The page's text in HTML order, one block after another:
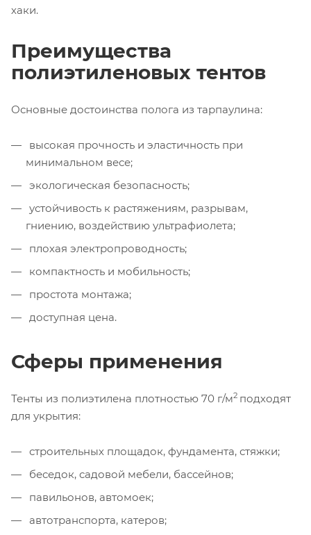
хаки.
Преимущества
полиэтиленовых тентов
Основные достоинства полога из тарпаулина:
высокая прочность и эластичность при
минимальном весе;
экологическая безопасность;
устойчивость к растяжениям, разрывам,
гниению, воздействию ультрафиолета;
плохая электропроводность;
компактность и мобильность;
простота монтажа;
доступная цена.
Сферы применения
Тенты из полиэтилена плотностью 70 г/м2 подходят
для укрытия:
строительных площадок, фундамента, стяжки;
беседок, садовой мебели, бассейнов;
павильонов, автомоек;
автотранспорта, катеров;